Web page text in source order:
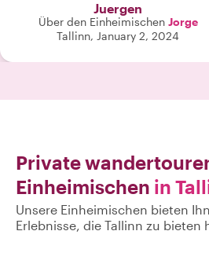
Juergen
Über den Einheimischen Jorge
Tallinn, January 2, 2024
Private
Einheimischen in
Unsere Einheimischen bieten
Erlebnisse, die Tallinn zu bieten